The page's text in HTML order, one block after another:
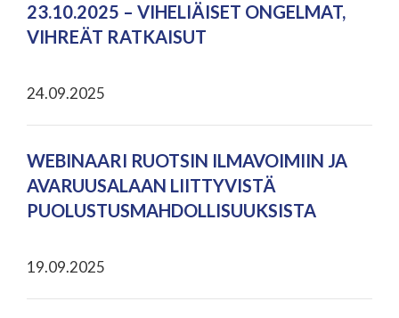
23.10.2025 – VIHELIÄISET ONGELMAT,
VIHREÄT RATKAISUT
24.09.2025
WEBINAARI RUOTSIN ILMAVOIMIIN JA
AVARUUSALAAN LIITTYVISTÄ
PUOLUSTUSMAHDOLLISUUKSISTA
19.09.2025